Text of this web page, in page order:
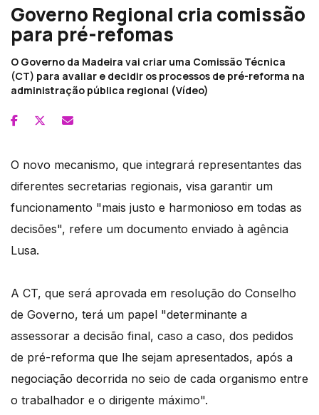
Governo Regional cria comissão
para pré-refomas
O Governo da Madeira vai criar uma Comissão Técnica
(CT) para avaliar e decidir os processos de pré-reforma na
administração pública regional (Vídeo)
O novo mecanismo, que integrará representantes das
diferentes secretarias regionais, visa garantir um
funcionamento "mais justo e harmonioso em todas as
decisões", refere um documento enviado à agência
Lusa.
A CT, que será aprovada em resolução do Conselho
de Governo, terá um papel "determinante a
assessorar a decisão final, caso a caso, dos pedidos
de pré-reforma que lhe sejam apresentados, após a
negociação decorrida no seio de cada organismo entre
o trabalhador e o dirigente máximo".